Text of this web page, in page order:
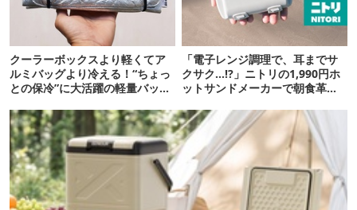
クーラーボックスより軽くてア
ルミバッグより冷える！“ちょっ
との保冷”に大活躍の軽量バッグ
「電子レンジ調理で、耳までサ
クサク…!?」ニトリの1,990円ホ
ットサンドメーカーで朝食革命